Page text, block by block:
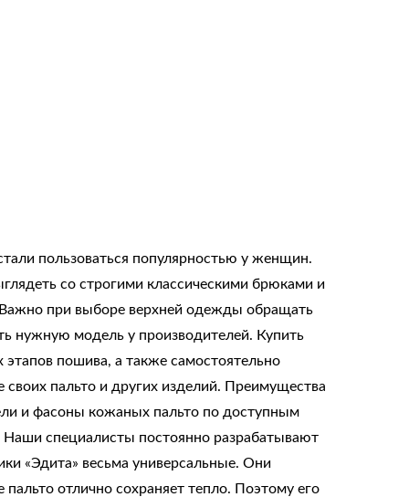
пользоваться популярностью у женщин.
со строгими классическими брюками и
Важно при выборе верхней одежды обращать
нужную модель у производителей. Купить
пошива, а также самостоятельно
пальто и других изделий. Преимущества
и фасоны кожаных пальто по доступным
специалисты постоянно разрабатывают
«Эдита» весьма универсальные. Они
отлично сохраняет тепло. Поэтому его